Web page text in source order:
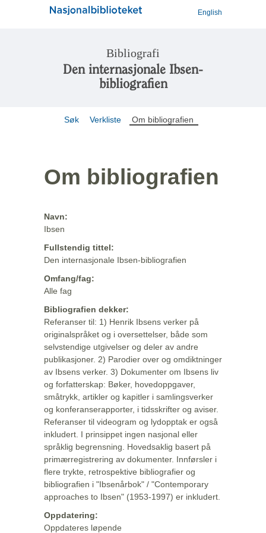
English
Bibliografi
Den internasjonale Ibsen-
bibliografien
Søk Verkliste Om bibliografien
Om bibliografien
Navn:
Ibsen
Fullstendig tittel:
Den internasjonale Ibsen-bibliografien
Omfang/fag:
Alle fag
Bibliografien dekker:
Referanser til: 1) Henrik Ibsens verker på
originalspråket og i oversettelser, både som
selvstendige utgivelser og deler av andre
publikasjoner. 2) Parodier over og omdiktninger
av Ibsens verker. 3) Dokumenter om Ibsens liv
og forfatterskap: Bøker, hovedoppgaver,
småtrykk, artikler og kapitler i samlingsverker
og konferanserapporter, i tidsskrifter og aviser.
Referanser til videogram og lydopptak er også
inkludert. I prinsippet ingen nasjonal eller
språklig begrensning. Hovedsaklig basert på
primærregistrering av dokumenter. Innførsler i
flere trykte, retrospektive bibliografier og
bibliografien i "Ibsenårbok" / "Contemporary
approaches to Ibsen" (1953-1997) er inkludert.
Oppdatering:
Oppdateres løpende